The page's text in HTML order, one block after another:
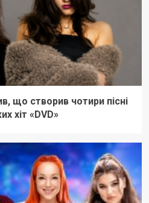
що створив чотири пісні
хіт «DVD»